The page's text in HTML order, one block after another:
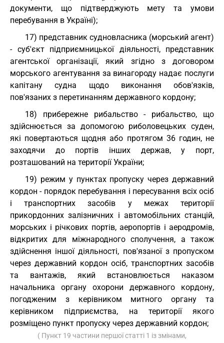
документи, що підтверджують мету та умови
перебування в Україні);
17) представник судновласника (морський агент)
- суб'єкт підприємницької діяльності, представник
агентської організації, який згідно з договором
морського агентування за винагороду надає послуги
капітану судна щодо виконання обов'язків,
пов'язаних з перетинанням державного кордону;
18) прибережне рибальство - рибальство, що
здійснюється за допомогою риболовецьких суден,
які повертаються щодня або протягом 36 годин, не
заходячи до портів інших держав, у порт,
розташований на території України;
19) режим у пунктах пропуску через державний
кордон - порядок перебування і пересування всіх осіб
і транспортних засобів у межах території
прикордонних залізничних і автомобільних станцій,
морських і річкових портів, аеропортів і аеродромів,
відкритих для міжнародного сполучення, а також
здійснення іншої діяльності, пов'язаної з пропуском
через державний кордон осіб, транспортних засобів
та вантажів, який встановлюється наказом
начальника органу охорони державного кордону,
погодженим з керівником митного органу та
керівником підприємства, на території якого
розміщено пункт пропуску через державний кордон;
( Пункт 19 частини першої статті 1 із змінами,